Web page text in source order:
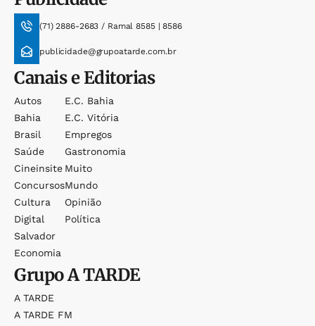
(71) 2886-2683 / Ramal 8585 | 8586
publicidade@grupoatarde.com.br
Canais e Editorias
Autos
Bahia
Brasil
Saúde
Cineinsite
Concursos
Cultura
Digital
Salvador
Economia
E.c. Bahia
E.c. Vitória
Empregos
Gastronomia
Muito
Mundo
Opinião
Política
GrupoA TARDE
A TARDE
A TARDE FM